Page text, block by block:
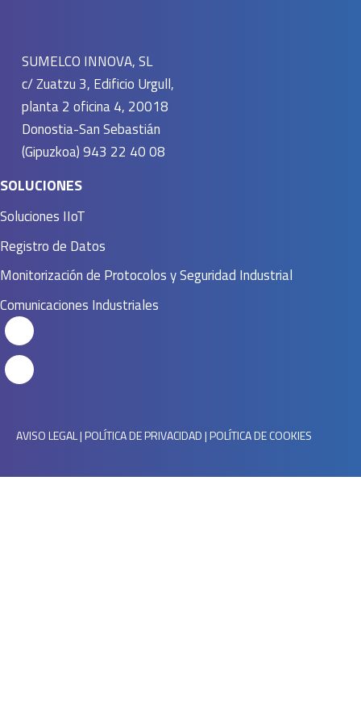
SUMELCO INNOVA, SL
c/ Zuatzu 3, Edificio Urgull,
planta 2 oficina 4, 20018
Donostia-San Sebastián
(Gipuzkoa) 943 22 40 08
SOLUCIONES
Soluciones IIoT
Registro de Datos
Monitorización de Protocolos y Seguridad Industrial
Comunicaciones Industriales
AVISO LEGAL| POLÍTICA DE PRIVACIDAD|POLÍTICA DE COOKIES